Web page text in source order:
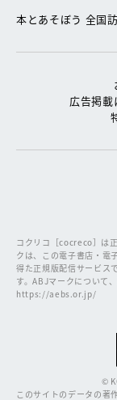
本とあそぼう 全国
広告掲載
コクリコ［cocreco］は
クは、この電子書店・電
得た正規版配信サービス
す。ABJマークについて
https://aebs.or.jp/
©
このサイトのデータの著